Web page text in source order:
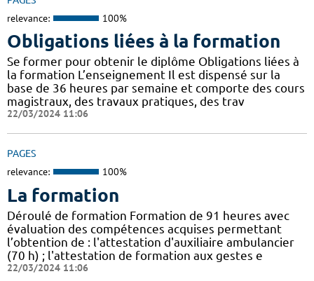
relevance: 100%
Obligations liées à la formation
Se former pour obtenir le diplôme Obligations liées à
la formation L’enseignement Il est dispensé sur la
base de 36 heures par semaine et comporte des cours
magistraux, des travaux pratiques, des trav
22/03/2024 11:06
PAGES
relevance: 100%
La formation
Déroulé de formation Formation de 91 heures avec
évaluation des compétences acquises permettant
l’obtention de : l'attestation d'auxiliaire ambulancier
(70 h) ; l'attestation de formation aux gestes e
22/03/2024 11:06